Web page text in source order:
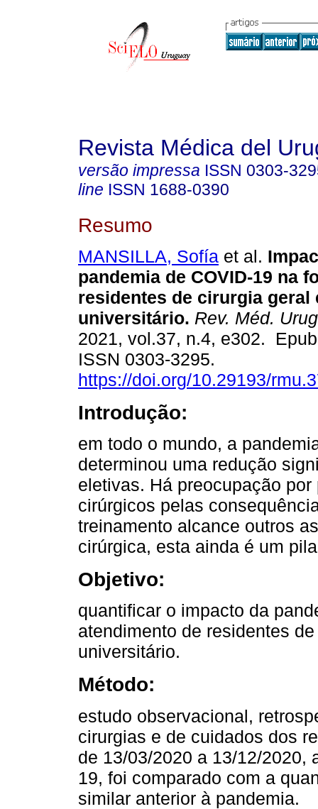
Revista Médica del
versão impressa ISSN 0303-
line ISSN 1688-0390
Resumo
MANSILLA, Sofía et al.
pandemia de COVID-19 na
residentes de cirurgia geral
universitário. Rev. Méd.
2021, vol.37, n.4, e302.
ISSN 0303-3295.
https://doi.org/10.29193/
Introdução:
em todo o mundo, a
determinou uma redução
eletivas. Há preocupação
cirúrgicos pelas
treinamento alcance outros
cirúrgica, esta ainda é um
Objetivo:
quantificar o impacto da
atendimento de residentes
universitário.
Método:
estudo observacional,
cirurgias e de cuidados dos
de 13/03/2020 a 13/12/2020,
19, foi comparado com a
similar anterior à pandemia.